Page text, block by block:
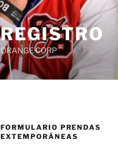
REGISTRO
ORANGE CORP
FORMULARIO PRENDAS
EXTEMPORÁNEAS